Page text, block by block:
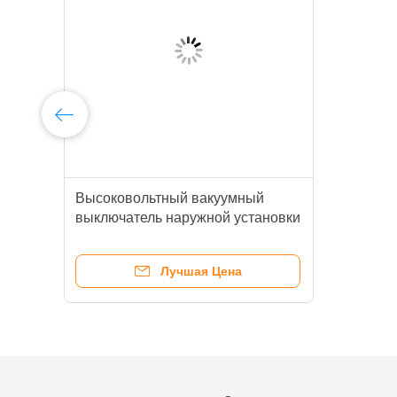
Высоковольтный вакуумный
выключатель наружной установки
интеллектуальным управлением
Лучшая Цена